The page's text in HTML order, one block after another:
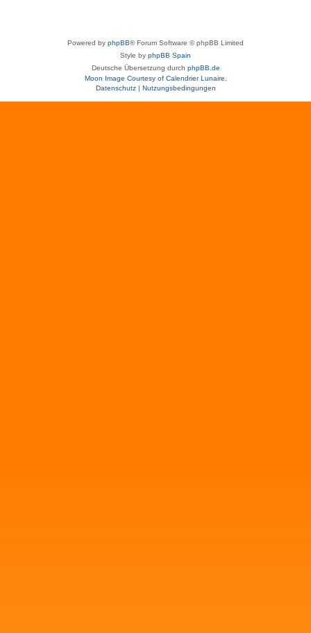
Powered by phpBB® Forum Software © phpBB Limited
Style by phpBB Spain
Deutsche Übersetzung durch phpBB.de
Moon Image Courtesy of Calendrier Lunaire.
Datenschutz| Nutzungsbedingungen